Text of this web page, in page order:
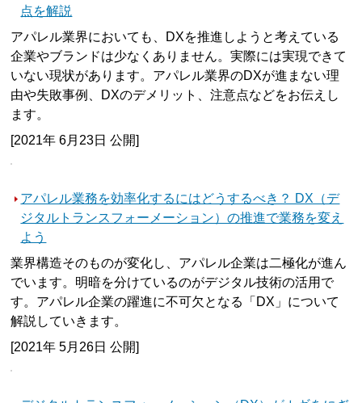
点を解説
アパレル業界においても、DXを推進しようと考えている
企業やブランドは少なくありません。実際には実現できて
いない現状があります。アパレル業界のDXが進まない理
由や失敗事例、DXのデメリット、注意点などをお伝えし
ます。
[2021年 6月23日 公開]
アパレル業務を効率化するにはどうするべき？ DX（デ
ジタルトランスフォーメーション）の推進で業務を変え
よう
業界構造そのものが変化し、アパレル企業は二極化が進ん
でいます。明暗を分けているのがデジタル技術の活用で
す。アパレル企業の躍進に不可欠となる「DX」について
解説していきます。
[2021年 5月26日 公開]